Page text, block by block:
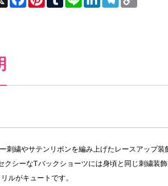
繍やサテンリボンを編み上げたレースアップ装
シーなTバックショーツには身頃と同じ刺繍装
ルがキュートです。